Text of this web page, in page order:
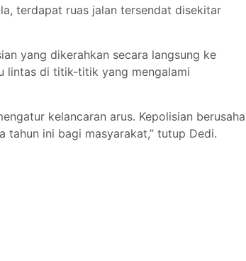
terdapat ruas jalan tersendat disekitar
yang dikerahkan secara langsung ke
lintas di titik-titik yang mengalami
kelancaran arus. Kepolisian berusaha
tahun ini bagi masyarakat,” tutup Dedi.